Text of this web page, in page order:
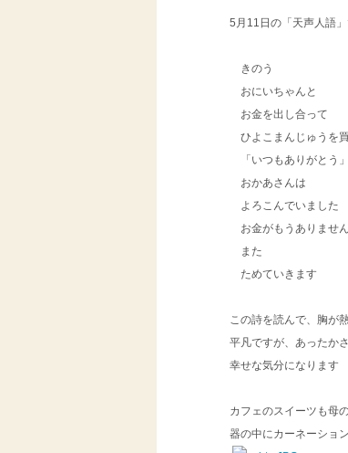
5月11日の「天声人語
きのう
おにいちゃんと
お金を出し合って
ひよこまんじゅうを
「いつもありがとう
おかあさんは
よろこんでいました
お金がもうありません
また
ためていきます
この詩を読んで、胸が
平凡ですが、あったか
幸せな気分になります
カフェのスイーツも母
器の中にカーネーショ